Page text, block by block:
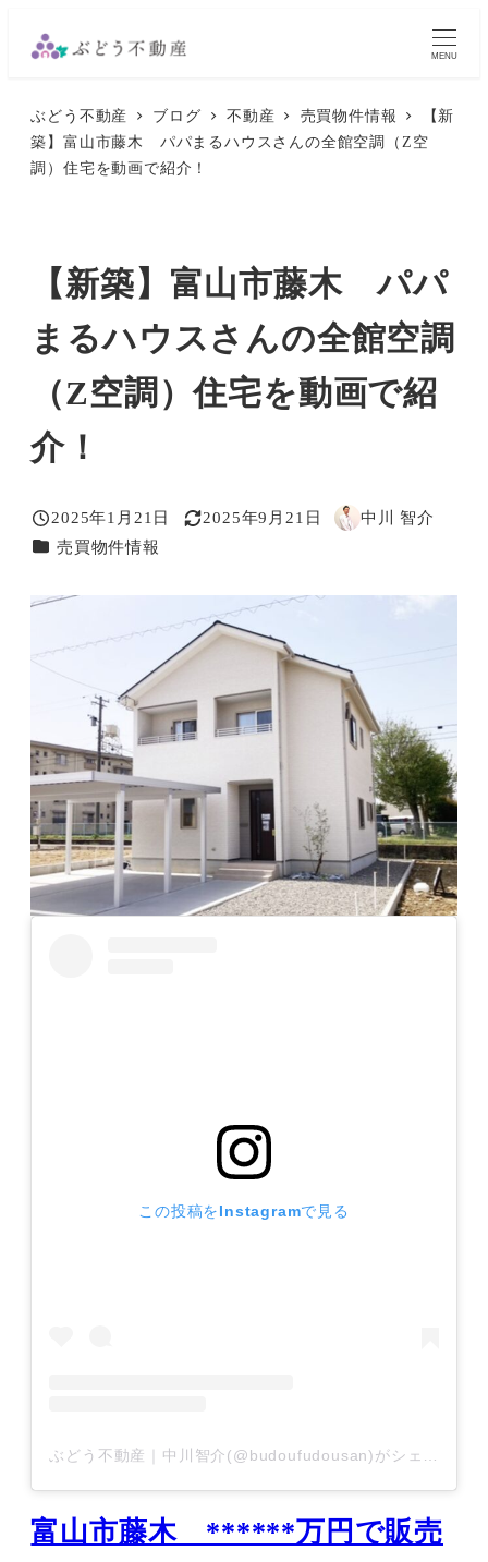
MENU
ぶどう不動産 ブログ 不動産 売買物件情報
【新
築】富山市藤木 パパまるハウスさんの全館空調（Z空
調）住宅を動画で紹介！
【新築】富山市藤木 パパ
まるハウスさんの全館空調
（Z空調）住宅を動画で紹
介！
投稿日
2025年1月21日
更新日
2025年9月21日
著
中川 智介
カテゴリー
売買物件情報
この投稿をInstagramで見る
ぶどう不動産｜中川智介(@budoufudousan)がシェアした投稿
富山市藤木 ******万円で販売